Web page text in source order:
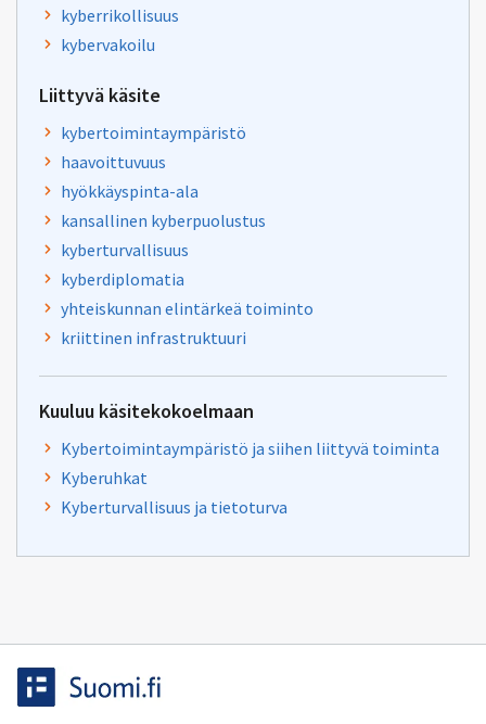
kyberrikollisuus
kybervakoilu
Liittyvä käsite
kybertoimintaympäristö
haavoittuvuus
hyökkäyspinta-ala
kansallinen kyberpuolustus
kyberturvallisuus
kyberdiplomatia
yhteiskunnan elintärkeä toiminto
kriittinen infrastruktuuri
Kuuluu käsitekokoelmaan
Kybertoimintaympäristö ja siihen liittyvä toiminta
Kyberuhkat
Kyberturvallisuus ja tietoturva